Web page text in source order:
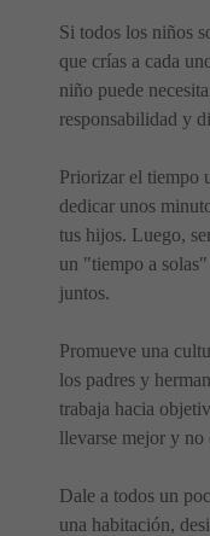
Si todos los niños
que crías a cada
niño puede
responsabilidad y
Priorizar el tiempo
dedicar unos
tus hijos. Luego,
un "tiempo a
juntos.
Promueve una
los padres y
trabaja hacia
llevarse mejor y no
Dale a todos un
una habitación,